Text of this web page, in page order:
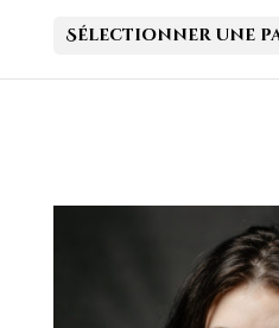
Sélectionner une